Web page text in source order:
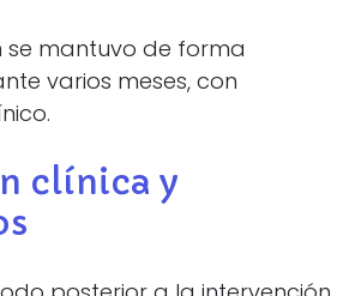
se mantuvo de forma
varios meses, con
clínica y